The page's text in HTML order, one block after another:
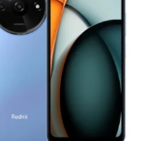
↓ 8%